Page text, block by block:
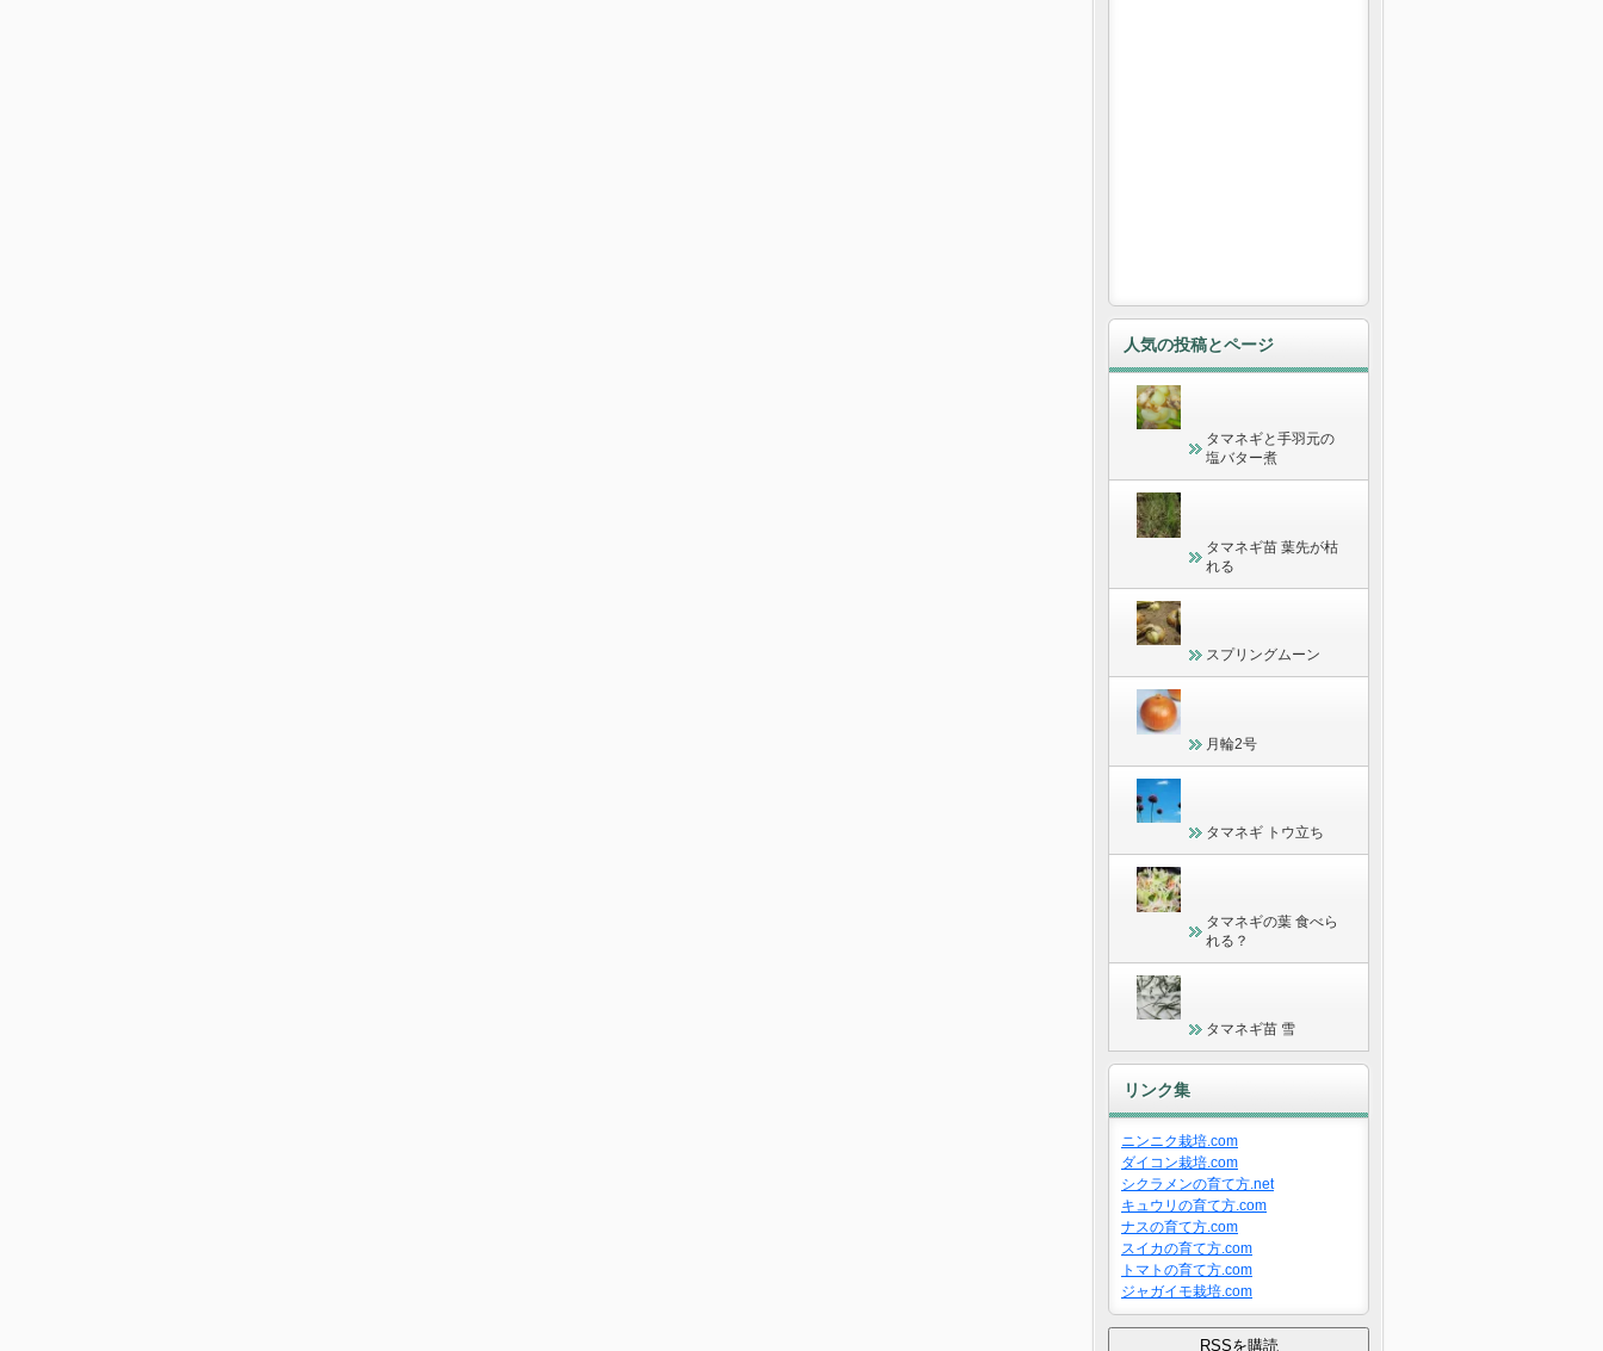
人気の投稿とページ
タマネギと手羽元の
塩バター煮
タマネギ苗 葉先が枯
れる
スプリングムーン
月輪2号
タマネギ トウ立ち
タマネギの葉 食べら
れる？
タマネギ苗 雪
リンク集
ニンニク栽培.com
ダイコン栽培.com
シクラメンの育て方.net
キュウリの育て方.com
ナスの育て方.com
スイカの育て方.com
トマトの育て方.com
ジャガイモ栽培.com